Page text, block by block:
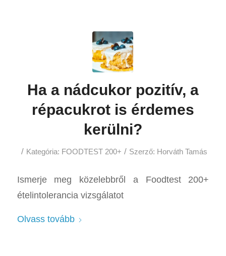
Ha a nádcukor pozitív, a
répacukrot is érdemes
kerülni?
/ Kategória: FOODTEST 200+ / Szerző: Horváth Tamás
Ismerje meg közelebbről a Foodtest 200+
ételintolerancia vizsgálatot
Olvass tovább